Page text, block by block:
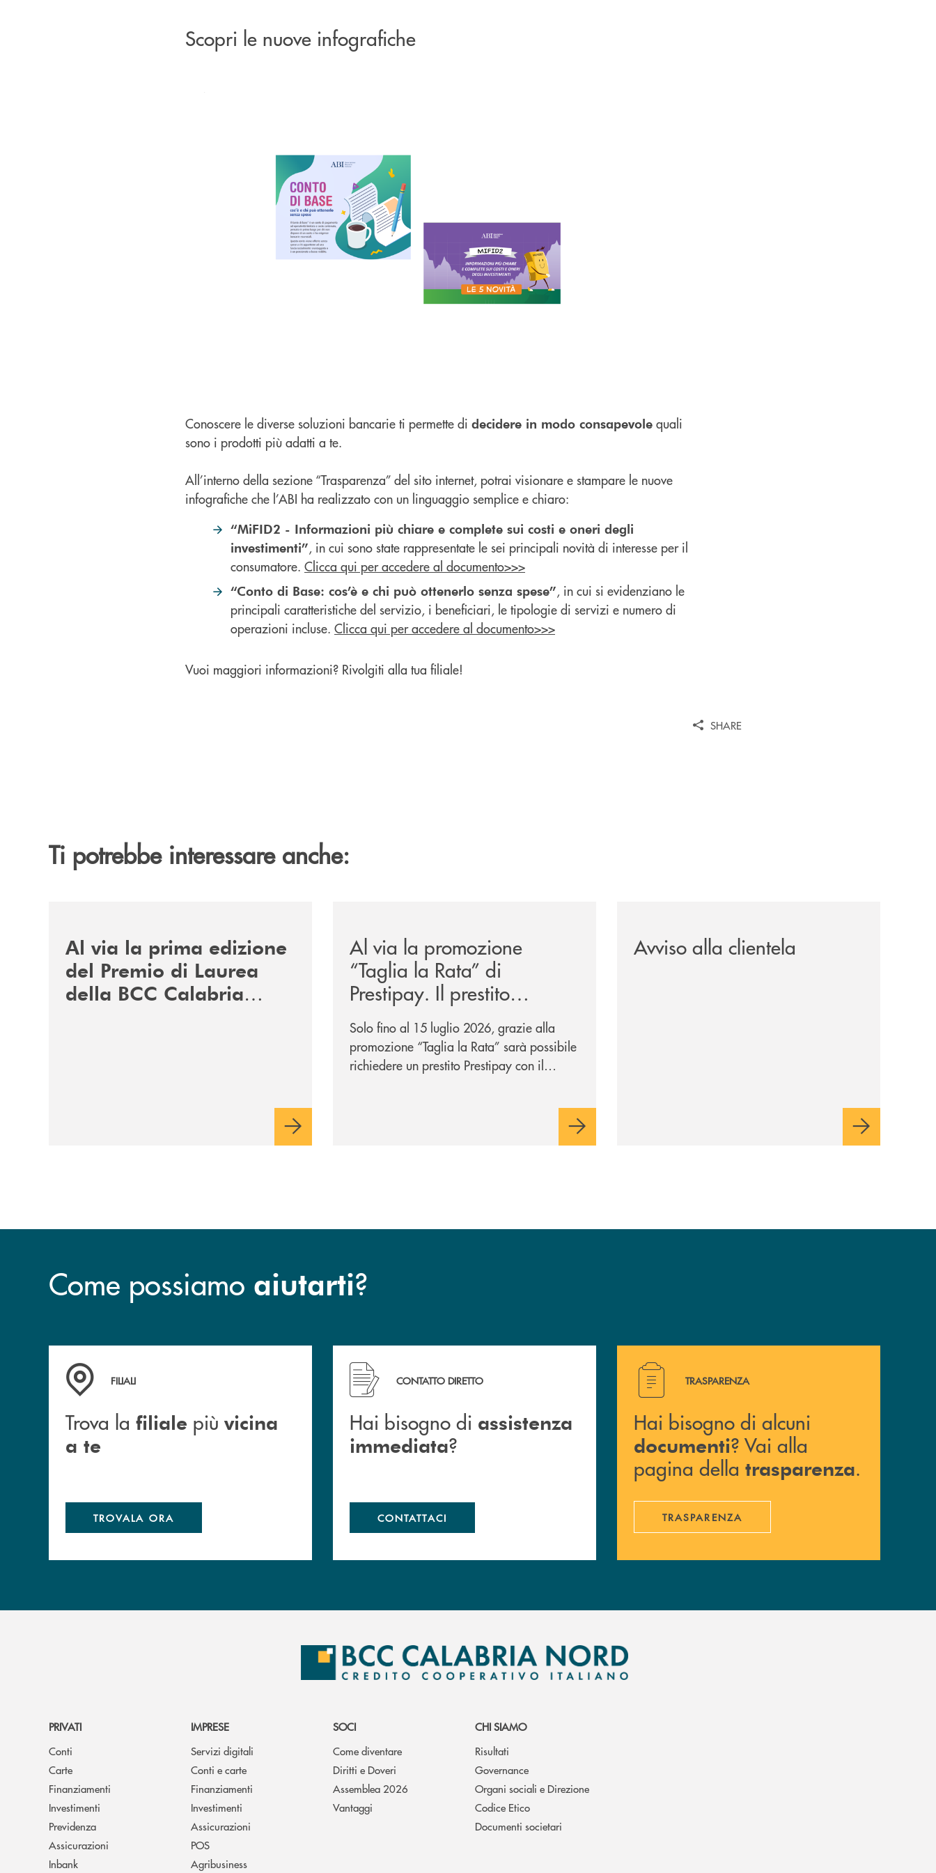
Scopri le nuove infografiche
Conoscere le diverse soluzioni bancarie ti permette di decidere in modo consapevole quali
sono i prodotti più adatti a te.
All’interno della sezione “Trasparenza” del sito internet, potrai visionare e stampare le nuove
infografiche che l’ABI ha realizzato con un linguaggio semplice e chiaro:
“MiFID2 - Informazioni più chiare e complete sui costi e oneri degli
investimenti”, in cui sono state rappresentate le sei principali novità di interesse per il
consumatore. Clicca qui per accedere al documento>>>
“Conto di Base: cos’è e chi può ottenerlo senza spese”, in cui si evidenziano le
principali caratteristiche del servizio, i beneficiari, le tipologie di servizi e numero di
operazioni incluse. Clicca qui per accedere al documento>>>
Vuoi maggiori informazioni? Rivolgiti alla tua filiale!
SHARE
Ti potrebbe interessare anche:
Al via la prima edizione
del Premio di Laurea
della BCC Calabria
Al via la promozione
“Taglia la Rata” di
Prestipay. Il prestito
personale che si fa in due
per te!
Solo fino al 15 luglio 2026, grazie alla
promozione “Taglia la Rata” sarà possibile
richiedere un prestito Prestipay con il
Avviso alla clientela
Come possiamo aiutarti?
Trova la filiale più vicina a te
FILIALI
Trova la filiale più vicina
a te
TROVALA ORA
Hai bisogno di assistenza immediata ?
CONTATTO DIRETTO
Hai bisogno di assistenza
immediata?
CONTATTACI
Hai bisogno di alcuni documenti ? Vai alla pagina della
TRASPARENZA
Hai bisogno di alcuni
documenti? Vai alla
pagina della trasparenza.
TRASPARENZA
PRIVATI
Conti
Carte
Finanziamenti
Investimenti
Previdenza
Assicurazioni
Inbank
IMPRESE
Servizi digitali
Conti e carte
Finanziamenti
Investimenti
Assicurazioni
POS
Agribusiness
SOCI
Come diventare
Diritti e Doveri
Assemblea 2026
Vantaggi
CHI SIAMO
Risultati
Governance
Organi sociali e Direzione
Codice Etico
Documenti societari